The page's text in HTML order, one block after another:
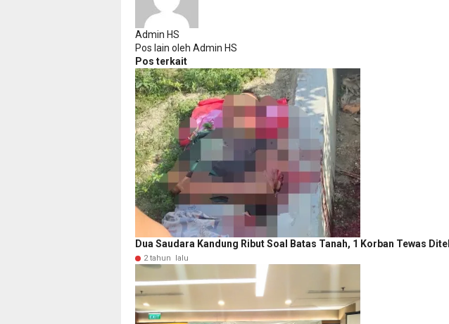
Admin HS
Pos lain oleh Admin HS
Pos terkait
Dua Saudara Kandung Ribut Soal Batas Tanah, 1 Korban Tewas
2 tahun lalu